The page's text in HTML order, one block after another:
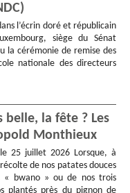
l’écrin doré et républicain
siège du Sénat
la cérémonie de remise des
nationale des directeurs
belle, la fête ? Les
Monthieux
25 juillet 2026 Lorsque, à
de nos patates douces
« bwano » ou de nos trois
plantés près du pignon de